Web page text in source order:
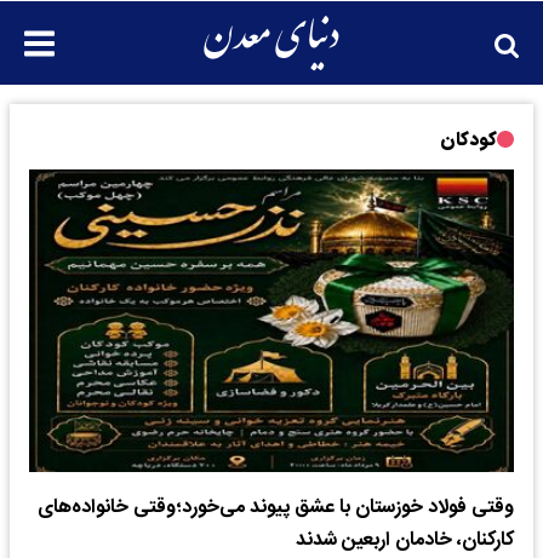
کودکان
وقتی فولاد خوزستان با عشق پیوند می‌خورد؛وقتی خانواده‌های
کارکنان، خادمان اربعین شدند‌